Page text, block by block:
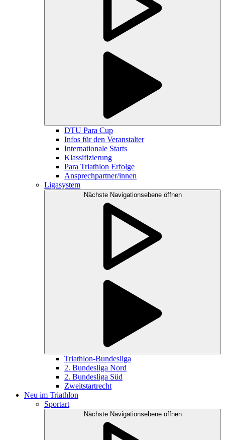
DTU Para Cup
Infos für den Veranstalter
Internationale Starts
Klassifizierung
Para Triathlon Erfolge
Ansprechpartner/innen
Ligasystem
Nächste Navigationsebene öffnen
Triathlon-Bundesliga
2. Bundesliga Nord
2. Bundesliga Süd
Zweitstartrecht
Neu im Triathlon
Sportart
Nächste Navigationsebene öffnen